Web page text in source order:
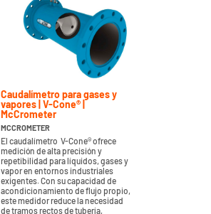
Caudalímetro para gases y
vapores | V-Cone® |
McCrometer
MCCROMETER
El caudalímetro V-Cone® ofrece
medición de alta precisión y
repetibilidad para líquidos, gases y
vapor en entornos industriales
exigentes. Con su capacidad de
acondicionamiento de flujo propio,
este medidor reduce la necesidad
de tramos rectos de tubería,